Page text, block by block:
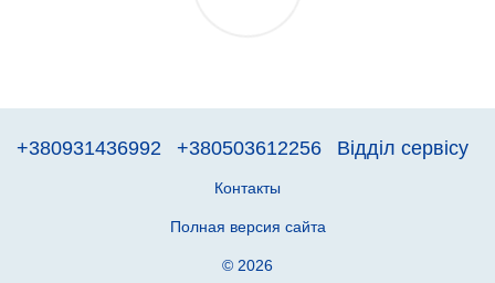
+380931436992 +380503612256 Відділ сервісу
Контакты
Полная версия сайта
© 2026